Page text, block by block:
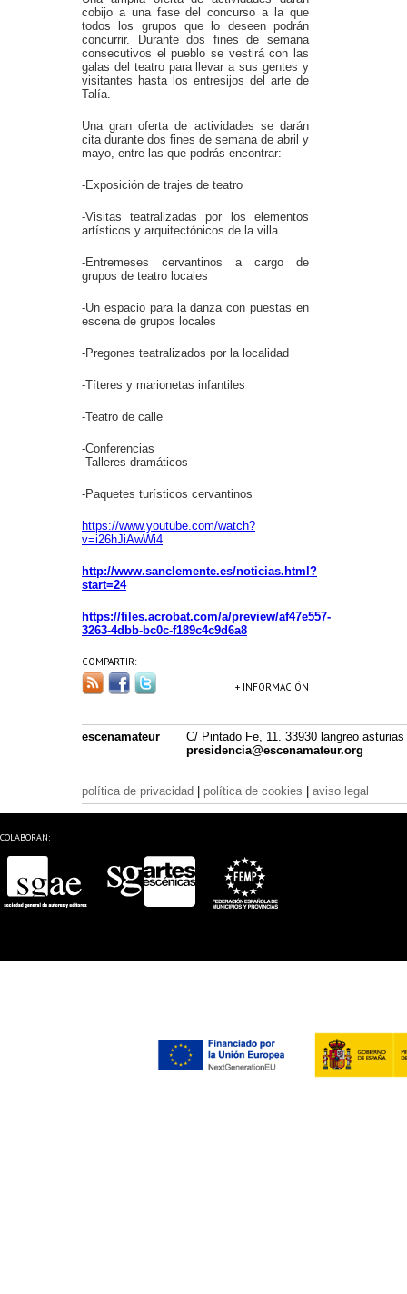
cobijo a una fase del concurso a la que
todos los grupos que lo deseen podrán
concurrir. Durante dos fines de semana
consecutivos el pueblo se vestirá con las
galas del teatro para llevar a sus gentes y
visitantes hasta los entresijos del arte de
Talía.
Una gran oferta de actividades se darán
cita durante dos fines de semana de abril y
mayo, entre las que podrás encontrar:
-Exposición de trajes de teatro
-Visitas teatralizadas por los elementos
artísticos y arquitectónicos de la villa.
-Entremeses cervantinos a cargo de
grupos de teatro locales
-Un espacio para la danza con puestas en
escena de grupos locales
-Pregones teatralizados por la localidad
-Títeres y marionetas infantiles
-Teatro de calle
-Conferencias
-Talleres dramáticos
-Paquetes turísticos cervantinos
https://www.youtube.com/watch?
v=i26hJiAwWi4
http://www.sanclemente.es/noticias.html?
start=24
https://files.acrobat.com/a/preview/af47e557-
3263-4dbb-bc0c-f189c4c9d6a8
COMPARTIR:
+ INFORMACIÓN
escenamateur
C/ Pintado Fe, 11. 33930 langreo asturias
presidencia@escenamateur.org
política de privacidad política de cookies aviso legal
COLABORAN: